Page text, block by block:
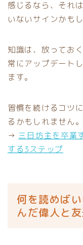
感じるなら、それ
いないサインかも
知識は、放ってお
常にアップデート
ます。
習慣を続けるコツ
るかもしれません。
→ 三日坊主を卒業
する3ステップ
何を読めば
んだ偉人と友